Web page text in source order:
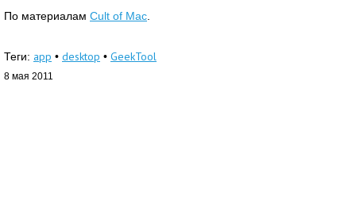
По материалам Cult of Mac
Теги: app • desktop • GeekTool
8 мая 2011